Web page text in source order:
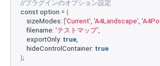
//プラグインのオプション設定
const option = {
    sizeModes:
'Current', 'A4Landscape',
    filename:
'テストマップ',
    exportOnly:
true,
    hideControlContainer:
true
};